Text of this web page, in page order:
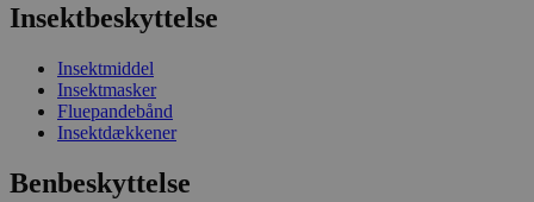
Insektbeskyttelse
Insektmiddel
Insektmasker
Fluepandebånd
Insektdækkener
Benbeskyttelse